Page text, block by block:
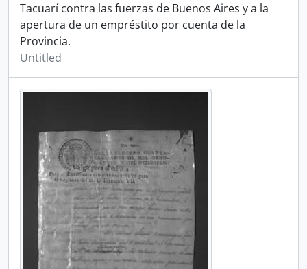
Tacuarí contra las fuerzas de Buenos Aires y a la
apertura de un empréstito por cuenta de la
Provincia.
Untitled